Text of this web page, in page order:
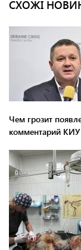
СХОЖІ
Чем грозит
комментарий КИУ